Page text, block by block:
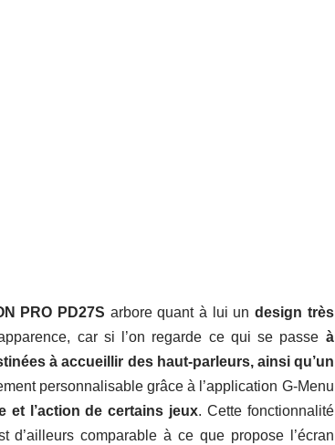
PRO PD27S arbore quant à lui undesign très
car si l’on regarde ce qui se passe à
à accueillir des haut-parleurs, ainsi qu’un
personnalisable grâce à l’application G-Menu
et l’action de certains jeux. Cette fonctionnalité
d’ailleurs comparable à ce que propose l’écran